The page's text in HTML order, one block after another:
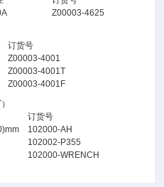
Z00003-4625
订货号
Z00003-4001
Z00003-4001T
Z00003-4001F
订货号
102000-AH
102002-P355
102000-WRENCH